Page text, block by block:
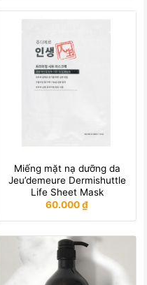
Miếng mặt nạ dưỡng da
Jeu’demeure Dermishuttle
Life Sheet Mask
60.000₫